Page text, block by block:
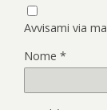
Avvisami via
Nome *